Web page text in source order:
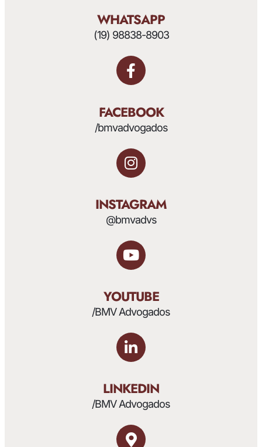
WHATSAPP
(19) 98838-8903
FACEBOOK
/bmvadvogados
INSTAGRAM
@bmvadvs
YOUTUBE
/BMV Advogados
LINKEDIN
/BMV Advogados